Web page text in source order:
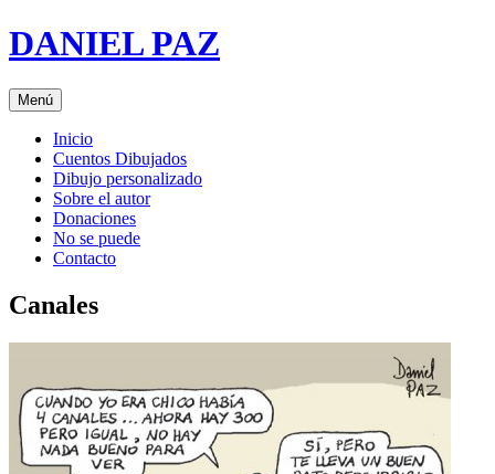
Saltar
al
DANIEL PAZ
Menú
Inicio
Cuentos Dibujados
Dibujo personalizado
Sobre el autor
Donaciones
No se puede
Contacto
Canales